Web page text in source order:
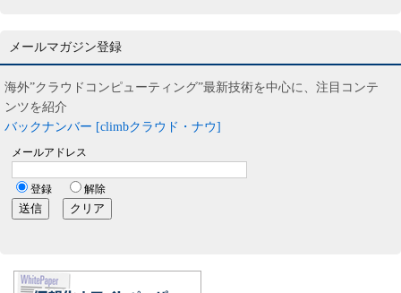
メールマガジン登録
海外”クラウドコンピューティング”最新技術を中心に、注目コンテ
ンツを紹介
バックナンバー [climbクラウド・ナウ]